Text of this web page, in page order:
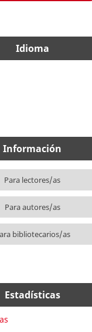
Idioma
Información
Para lectores/as
Para autores/as
bibliotecarios/as
Estadísticas